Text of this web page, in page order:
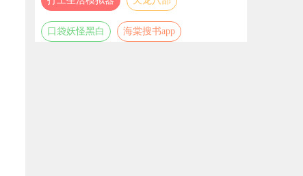
口袋妖怪黑白 海棠搜书app